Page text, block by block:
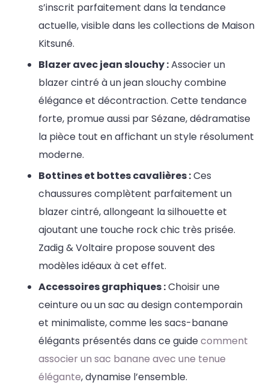
s’inscrit parfaitement dans la tendance
actuelle, visible dans les collections de Maison
Kitsuné.
Blazer avec jean slouchy :Associer un
blazer cintré à un jean slouchy combine
élégance et décontraction. Cette tendance
forte, promue aussi par Sézane, dédramatise
la pièce tout en affichant un style résolument
moderne.
Bottines et bottes cavalières :Ces
chaussures complètent parfaitement un
blazer cintré, allongeant la silhouette et
ajoutant une touche rock chic très prisée.
Zadig & Voltaire propose souvent des
modèles idéaux à cet effet.
Accessoires graphiques :Choisir une
ceinture ou un sac au design contemporain
et minimaliste, comme les sacs-banane
élégants présentés dans ce guidecomment
associer un sac banane avec une tenue
élégante, dynamise l’ensemble.